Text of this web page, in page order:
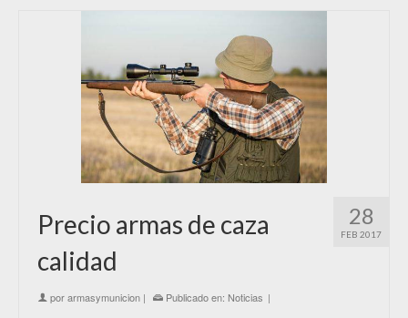
28
FEB 2017
Precio armas de caza
calidad
porarmasymunicion | Publicado en: Noticias |